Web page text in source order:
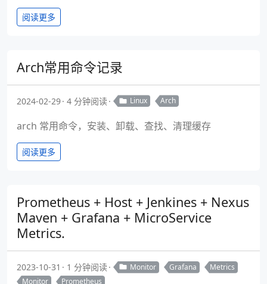
阅读更多
Arch常用命令记录
2024-02-29 4 分钟阅读 Linux Arch
arch 常用命令，安装、卸载、查找、清理缓存
阅读更多
Prometheus + Host + Jenkines + Nexus
Maven + Grafana + MicroService
Metrics.
2023-10-31 1 分钟阅读 Monitor Grafana
Metrics
Monitor
Prometheus